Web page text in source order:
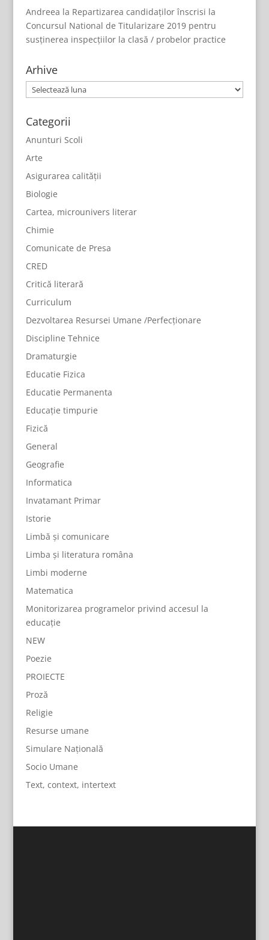
Andreea la Repartizarea candidaților înscrisi la
Concursul National de Titularizare 2019 pentru
susținerea inspecțiilor la clasă / probelor practice
Arhive
Arhive
Categorii
Anunturi Scoli
Arte
Asigurarea calității
Biologie
Cartea, microunivers literar
Chimie
Comunicate de Presa
CRED
Critică literară
Curriculum
Dezvoltarea Resursei Umane /Perfecționare
Discipline Tehnice
Dramaturgie
Educatie Fizica
Educatie Permanenta
Educație timpurie
Fizică
General
Geografie
Informatica
Invatamant Primar
Istorie
Limbă și comunicare
Limba și literatura româna
Limbi moderne
Matematica
Monitorizarea programelor privind accesul la
educație
NEW
Poezie
PROIECTE
Proză
Religie
Resurse umane
Simulare Națională
Socio Umane
Text, context, intertext